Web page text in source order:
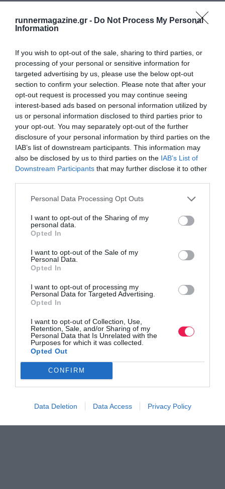
runnermagazine.gr - Do Not Process My Personal
Information
If you wish to opt-out of the sale, sharing to third parties, or
processing of your personal or sensitive information for
targeted advertising by us, please use the below opt-out
section to confirm your selection. Please note that after your
opt-out request is processed you may continue seeing
interest-based ads based on personal information utilized by
us or personal information disclosed to third parties prior to
your opt-out. You may separately opt-out of the further
disclosure of your personal information by third parties on the
IAB’s list of downstream participants. This information may
also be disclosed by us to third parties on the IAB’s List of
Downstream Participants that may further disclose it to other
Personal Data Processing Opt Outs
I want to opt-out of the Sharing of my
personal data.
Opted In
I want to opt-out of the Sale of my
Personal Data.
Opted In
I want to opt-out of processing my
Personal Data for Targeted Advertising.
Opted In
I want to opt-out of Collection, Use,
Retention, Sale, and/or Sharing of my
Personal Data that Is Unrelated with the
Purposes for which it was collected.
Opted Out
CONFIRM
Data Deletion Data Access Privacy Policy
Γίνε Συνδρομητής
Όλα τα Τεύχη